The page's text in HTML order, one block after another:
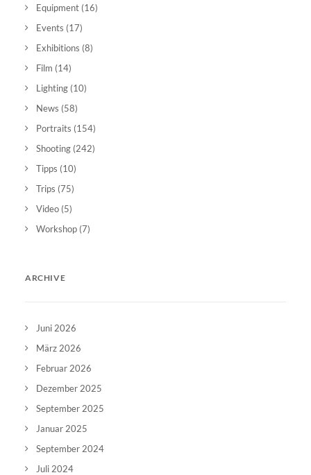
Equipment (16)
Events (17)
Exhibitions (8)
Film (14)
Lighting (10)
News (58)
Portraits (154)
Shooting (242)
Tipps (10)
Trips (75)
Video (5)
Workshop (7)
ARCHIVE
Juni 2026
März 2026
Februar 2026
Dezember 2025
September 2025
Januar 2025
September 2024
Juli 2024